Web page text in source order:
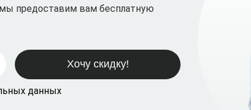
предоставим вам бесплатную
данных